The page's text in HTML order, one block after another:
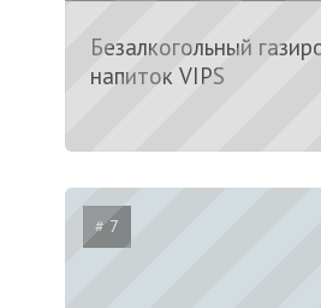
Безалкогольный
напиток VIPS
# 7